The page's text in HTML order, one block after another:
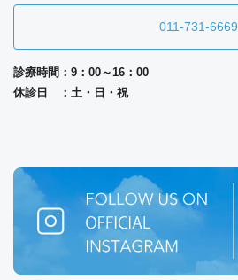
011-731-6669
診療時間：9：00～16：00
休診日 ：土・日・祝